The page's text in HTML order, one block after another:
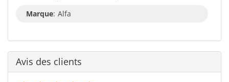
Marque: Alfa
Avis des clients